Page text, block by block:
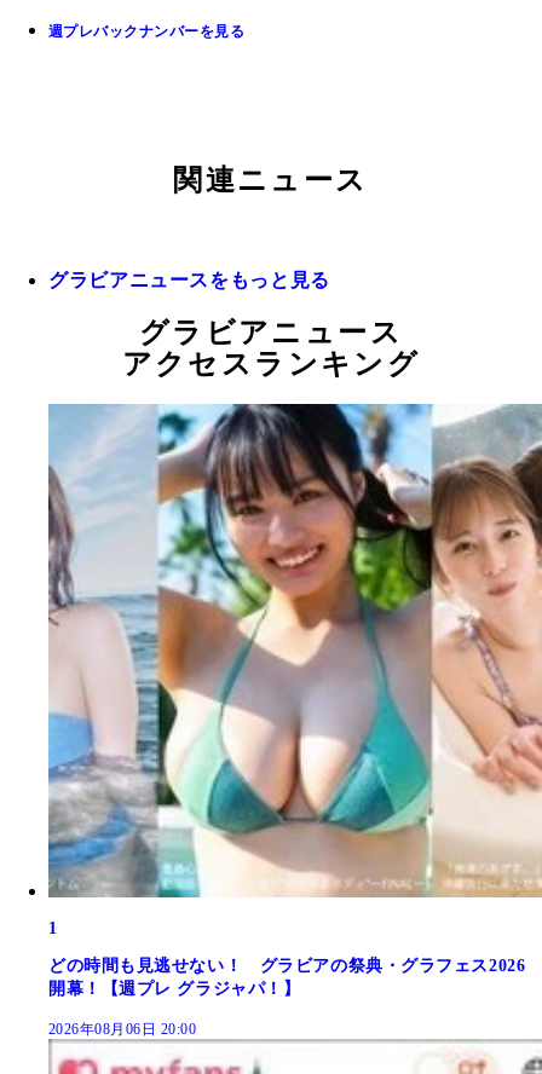
週プレバックナンバーを見る
関連ニュース
グラビアニュースをもっと見る
グラビアニュース
アクセスランキング
1
どの時間も見逃せない！ グラビアの祭典・グラフェス2026
開幕！【週プレ グラジャパ！】
2026年08月06日 20:00